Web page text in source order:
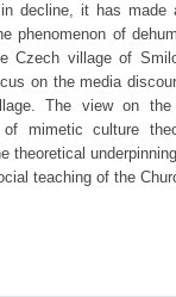
decline, it has made
phenomenon of
Czech village of
on the media
The view on
mimetic culture
theoretical
teaching of the